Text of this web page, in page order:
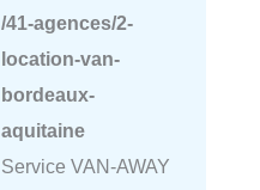
/41-agences/2-
location-van-
bordeaux-
aquitaine
Service VAN-AWAY